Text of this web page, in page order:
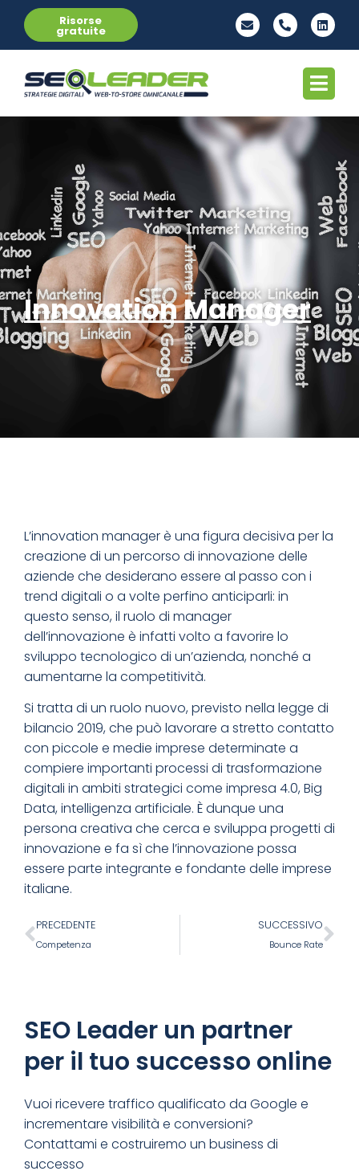
Risorse
gratuite
Innovation Manager
L’innovation manager è una figura decisiva per la
creazione di un percorso di innovazione delle
aziende che desiderano essere al passo con i
trend digitali o a volte perfino anticiparli: in
questo senso, il ruolo di manager
dell’innovazione è infatti volto a favorire lo
sviluppo tecnologico di un’azienda, nonché a
aumentarne la competitività.
Si tratta di un ruolo nuovo, previsto nella legge di
bilancio 2019, che può lavorare a stretto contatto
con piccole e medie imprese determinate a
compiere importanti processi di trasformazione
digitali in ambiti strategici come impresa 4.0, Big
Data, intelligenza artificiale. È dunque una
persona creativa che cerca e sviluppa progetti di
innovazione e fa sì che l’innovazione possa
essere parte integrante e fondante delle imprese
italiane.
PRECEDENTE
Competenza
SUCCESSIVO
Bounce Rate
SEO Leader un partner
per il tuo successo online
Vuoi ricevere traffico qualificato da Google e
incrementare visibilità e conversioni?
Contattami e costruiremo un business di
successo